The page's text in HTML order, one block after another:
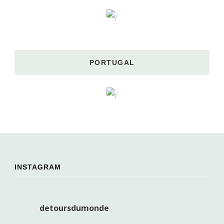
PORTUGAL
INSTAGRAM
detoursdumonde